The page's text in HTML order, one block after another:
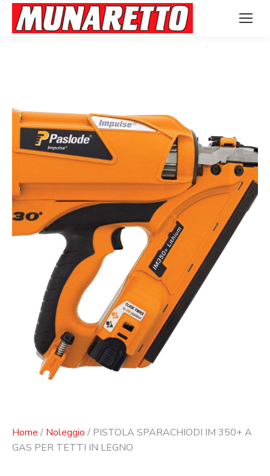
Home / Noleggio / PISTOLA SPARACHIODI IM 350+ A
GAS PER TETTI IN LEGNO